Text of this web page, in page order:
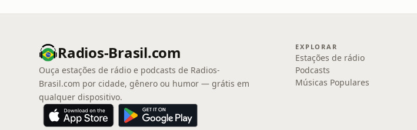
Radios-Brasil.com
Ouça estações de rádio e podcasts de Radios-
Brasil.com por cidade, gênero ou humor — grátis em
qualquer dispositivo.
EXPLORAR
Estações de rádio
Podcasts
Músicas Populares